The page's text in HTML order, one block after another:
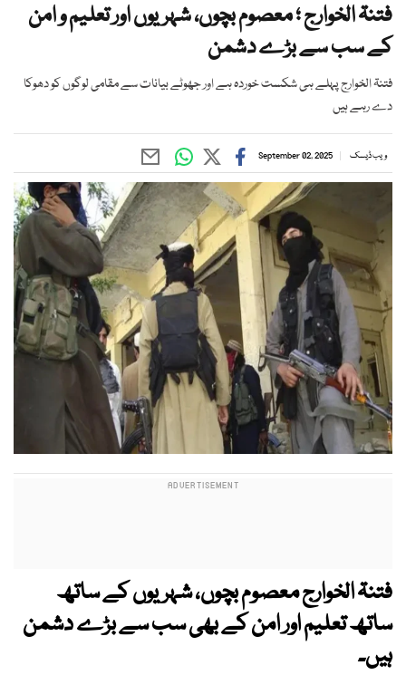
فتنۃ الخوارج ؛ معصوم بچوں، شہریوں اور تعلیم و امن
کے سب سے بڑے دشمن
فتنۃ الخوارج پہلے ہی شکست خوردہ ہے اور جھوٹے بیانات سے مقامی لوگوں کو دھوکا
دے رہے ہیں
ویب ڈیسک September 02, 2025
فتنۃ الخوارج معصوم بچوں، شہریوں کے ساتھ
ساتھ تعلیم اور امن کے بھی سب سے بڑے دشمن
ہیں۔